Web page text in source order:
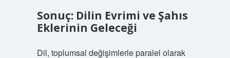
Sonuç: Dilin Evrimi ve Şahıs
Eklerinin Geleceği
Dil, toplumsal değişimlerle paralel olarak